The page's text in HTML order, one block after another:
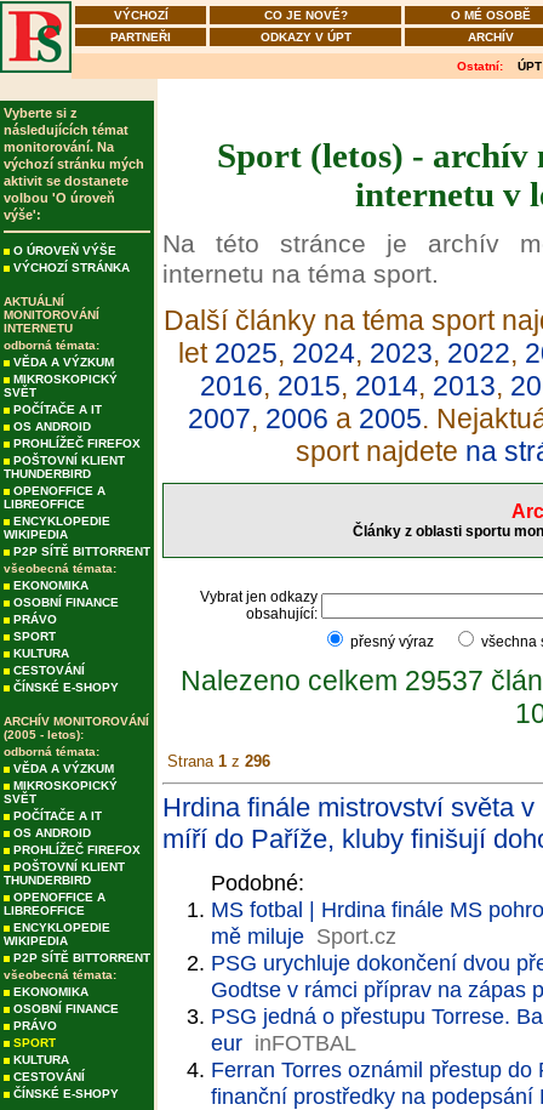
VÝCHOZÍ CO JE NOVÉ?
O MÉ OSOBĚ
PARTNEŘI
ODKAZY V ÚPT ARCHÍV
Ostatní: ÚPT
Vyberte si z
následujících témat
monitorování. Na
výchozí stránku mých
aktivit se dostanete
volbou 'O úroveň
výše':
O ÚROVEŇ VÝŠE
VÝCHOZÍ STRÁNKA
AKTUÁLNÍ
MONITOROVÁNÍ
INTERNETU
odborná témata:
VĚDA A VÝZKUM
MIKROSKOPICKÝ
SVĚT
POČÍTAČE A IT
OS ANDROID
PROHLÍŽEČ FIREFOX
POŠTOVNÍ KLIENT
THUNDERBIRD
OPENOFFICE A
LIBREOFFICE
ENCYKLOPEDIE
WIKIPEDIA
P2P SÍTĚ BITTORRENT
všeobecná témata:
EKONOMIKA
OSOBNÍ FINANCE
PRÁVO
SPORT
KULTURA
CESTOVÁNÍ
ČÍNSKÉ E-SHOPY
ARCHÍV MONITOROVÁNÍ
(2005 - letos):
odborná témata:
VĚDA A VÝZKUM
MIKROSKOPICKÝ
SVĚT
POČÍTAČE A IT
OS ANDROID
PROHLÍŽEČ FIREFOX
POŠTOVNÍ KLIENT
THUNDERBIRD
OPENOFFICE A
LIBREOFFICE
ENCYKLOPEDIE
WIKIPEDIA
P2P SÍTĚ BITTORRENT
všeobecná témata:
EKONOMIKA
OSOBNÍ FINANCE
PRÁVO
SPORT
KULTURA
CESTOVÁNÍ
ČÍNSKÉ E-SHOPY
Sport (letos) - archív
internetu v
Na této stránce je archív
internetu na téma sport.
Další články na téma sport
let 2025, 2024, 2023, 2022,
2016, 2015, 2014, 2013,
2007, 2006 a 2005.
sport najdete na
Články z oblasti sportu
Vybrat jen odkazy
obsahující:
přesný výraz
Nalezeno celkem 29537
Strana 1 z 296
Hrdina finále mistrovství světa
míří do Paříže, kluby finišují
Podobné:
MS fotbal | Hrdina finále MS
mě miluje Sport.cz
PSG urychluje dokončení dvou
Godtse v rámci příprav na zápas
PSG jedná o přestupu Torrese.
eur inFOTBAL
Ferran Torres oznámil přestup
finanční prostředky na podepsání